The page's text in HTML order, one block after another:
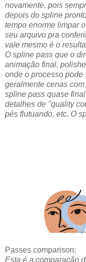
novamente, pois
depois do spline
tempo enorme limpar
seu arquivo pra
vale mesmo é o
O spline pass que o
animação final,
onde o processo pode
geralmente cenas
spline pass quase
detalhes de "quality
pés flutuando, etc. O
Passes comparison:
Esta é a comparação